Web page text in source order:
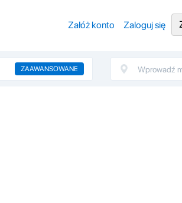
Załóż konto Zaloguj się
ZAAWANSOWANE